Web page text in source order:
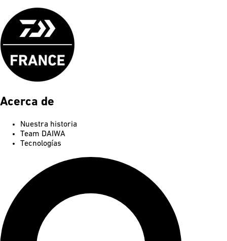
Acerca de
Nuestra historia
Team DAIWA
Tecnologías